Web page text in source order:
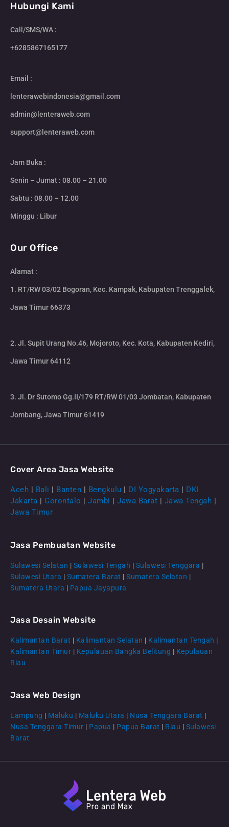
CS Lenteraweb
Hubungi Kami
Call/SMS/WA :
+6285867165177
Email :
lenterawebindonesia@gmail.com
admin@lenteraweb.com
support@lenteraweb.com
Jam Buka :
Senin – Jumat : 08.00 – 21.00
Sabtu : 08.00 – 12.00
Minggu : Libur
Our Office
Alamat :
1. RT/RW 03/02 Bogoran, Kec. Kampak, Kabupaten Trenggalek,
Jawa Timur 66373
2. Jl. Supit Urang No.46, Mojoroto, Kec. Kota, Kabupaten Kediri,
Jawa Timur 64112
3. Jl. Dr Sutomo Gg.II/179 RT/RW 01/03 Jombatan, Kabupaten
Jombang, Jawa Timur 61419
Cover Area Jasa Website
Aceh | Bali | Banten | Bengkulu | DI Yogyakarta | DKI
Jakarta | Gorontalo | Jambi | Jawa Barat | Jawa Tengah |
Jawa Timur
Jasa Pembuatan Website
Sulawesi Selatan | Sulawesi Tengah | Sulawesi Tenggara |
Sulawesi Utara | Sumatera Barat | Sumatera Selatan |
Sumatera Utara | Papua Jayapura
Jasa Desain Website
Kalimantan Barat | Kalimantan Selatan | Kalimantan Tengah |
Kalimantan Timur | Kepulauan Bangka Belitung | Kepulauan
Riau
Jasa Web Design
Lampung | Maluku | Maluku Utara | Nusa Tenggara Barat |
Nusa Tenggara Timur | Papua | Papua Barat | Riau | Sulawesi
Barat